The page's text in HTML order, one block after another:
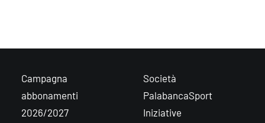
Campagna
abbonamenti
2026/2027
Società
PalabancaSport
Iniziative